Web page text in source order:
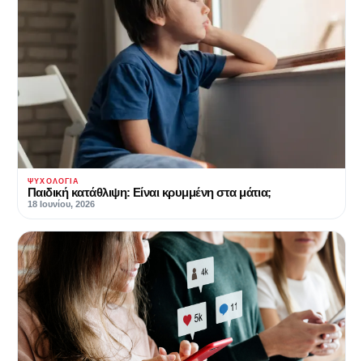
ΨΥΧΟΛΟΓΊΑ
Παιδική κατάθλιψη: Είναι κρυμμένη στα μάτια;
18 Ιουνίου, 2026